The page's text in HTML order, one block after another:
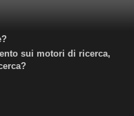
sui motori di ricerca,